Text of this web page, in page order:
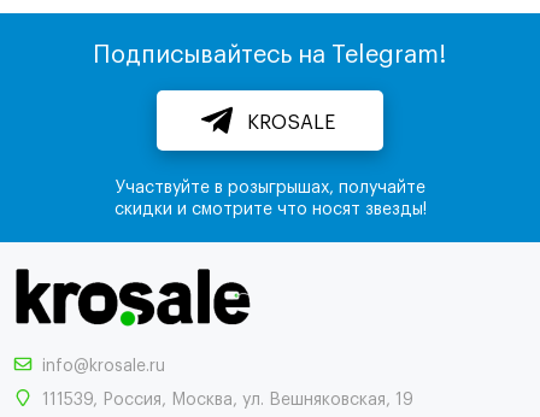
Подписывайтесь на Telegram!
KROSALE
Участвуйте в розыгрышах, получайте
скидки и смотрите что носят звезды!
info@krosale.ru
111539 Россия Москва ул. Вешняковская, 19